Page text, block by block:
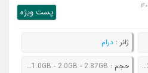
پست ويژه
ژانر : درام
حجم : 734MB - 1.0GB - 2.0GB - 2.87GB